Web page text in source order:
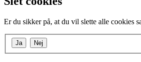
Er du sikker på, at du vil slette alle cookies